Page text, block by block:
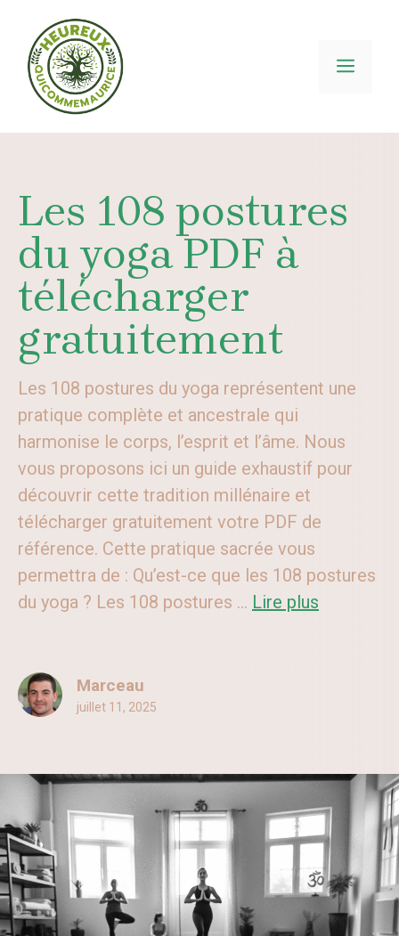
contenu
Les 108 postures
du yoga PDF à
télécharger
gratuitement
Les 108 postures du yoga représentent une
pratique complète et ancestrale qui
harmonise le corps, l’esprit et l’âme. Nous
vous proposons ici un guide exhaustif pour
découvrir cette tradition millénaire et
télécharger gratuitement votre PDF de
référence. Cette pratique sacrée vous
permettra de : Qu’est-ce que les 108 postures
du yoga ? Les 108 postures ... Lire plus
Marceau
juillet 11, 2025